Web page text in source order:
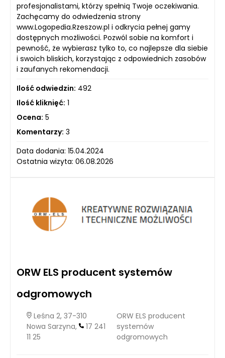
profesjonalistami, którzy spełnią Twoje oczekiwania.
Zachęcamy do odwiedzenia strony
www.Logopedia.Rzeszow.pl i odkrycia pełnej gamy
dostępnych możliwości. Pozwól sobie na komfort i
pewność, że wybierasz tylko to, co najlepsze dla siebie
i swoich bliskich, korzystając z odpowiednich zasobów
i zaufanych rekomendacji.
Ilość odwiedzin: 492
Ilość kliknięć: 1
Ocena: 5
Komentarzy: 3
Data dodania: 15.04.2024
Ostatnia wizyta: 06.08.2026
ORW ELS producent systemów
odgromowych
Leśna 2, 37-310
Nowa Sarzyna,
17 241
11 25
ORW ELS producent
systemów
odgromowych